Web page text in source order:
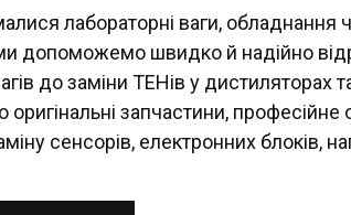
лабораторні ваги, обладнання
допоможемо швидко й надійно
до заміни ТЕНів у
запчастини,
сенсорів, електронних